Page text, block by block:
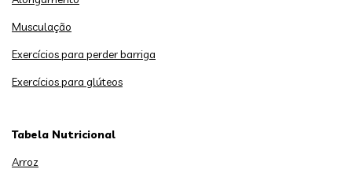
Musculação
Exercícios para perder barriga
Exercícios para glúteos
Tabela Nutricional
Arroz